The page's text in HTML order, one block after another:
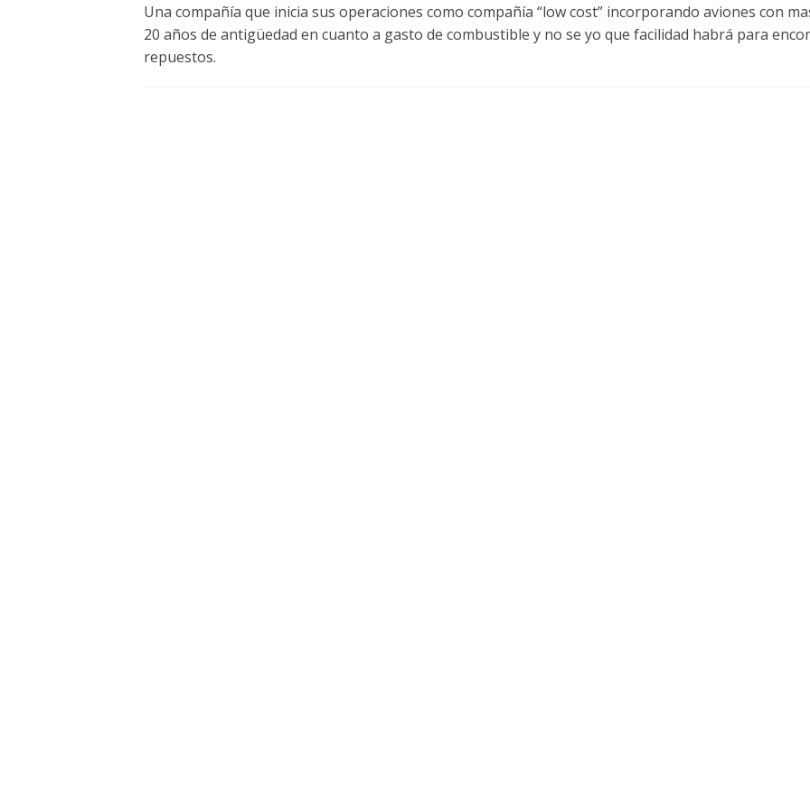
Una compañía que inicia sus operaciones como compañía “low cost” incorporando aviones con
20 años de antigüedad en cuanto a gasto de combustible y no se yo que facilidad habrá para
repuestos.